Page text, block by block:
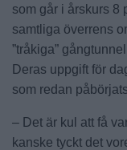
som går i årskurs 8
samtliga överrens
”tråkiga”
Deras uppgift för
som redan
– Det är kul att få
kanske tyckt det